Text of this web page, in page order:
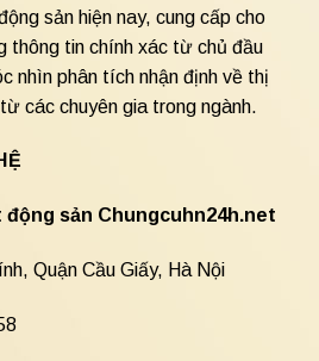
sản hiện nay, cung cấp cho
thông tin chính xác từ chủ đầu
nhìn phân tích nhận định về thị
các chuyên gia trong ngành.
sản Chungcuhn24h.net
Quận Cầu Giấy, Hà Nội